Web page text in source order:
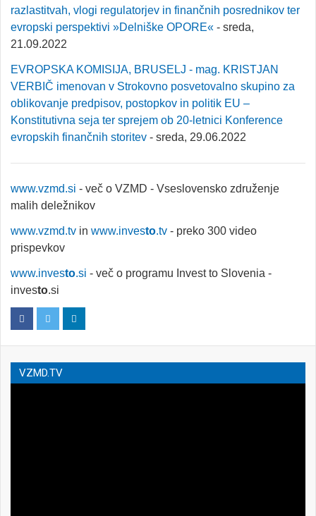
razlastitvah, vlogi regulatorjev in finančnih posrednikov ter
evropski perspektivi »Delniške OPORE« - sreda,
21.09.2022
EVROPSKA KOMISIJA, BRUSELJ - mag. KRISTJAN
VERBIČ imenovan v Strokovno posvetovalno skupino za
oblikovanje predpisov, postopkov in politik EU –
Konstitutivna seja ter sprejem ob 20-letnici Konference
evropskih finančnih storitev - sreda, 29.06.2022
www.vzmd.si - več o VZMD - Vseslovensko združenje
malih deležnikov
www.vzmd.tv in www.investo.tv - preko 300 video
prispevkov
www.investo.si - več o programu Invest to Slovenia -
investo.si
VZMD.TV